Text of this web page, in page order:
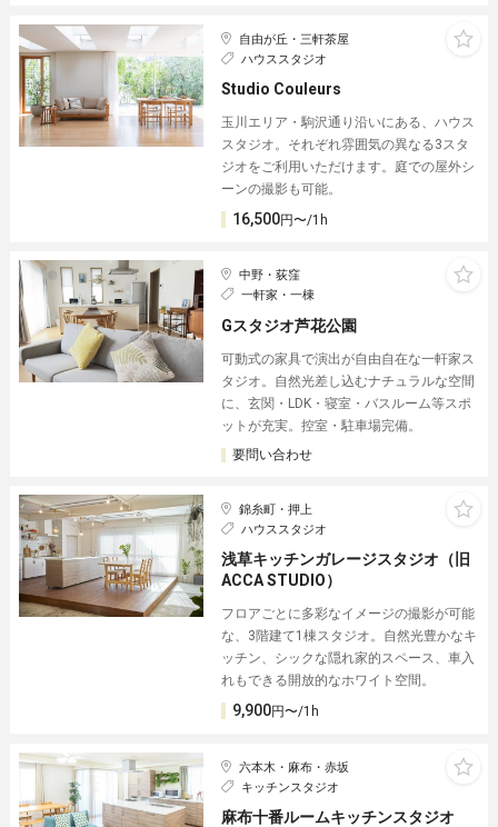
自由が丘・三軒茶屋
ハウススタジオ
Studio Couleurs
玉川エリア・駒沢通り沿いにある、ハウス
スタジオ。それぞれ雰囲気の異なる3スタ
ジオをご利用いただけます。庭での屋外シ
ーンの撮影も可能。
16,500円〜/1h
中野・荻窪
一軒家・一棟
Gスタジオ芦花公園
可動式の家具で演出が自由自在な一軒家ス
タジオ。自然光差し込むナチュラルな空間
に、玄関・LDK・寝室・バスルーム等スポ
ットが充実。控室・駐車場完備。
要問い合わせ
錦糸町・押上
ハウススタジオ
浅草キッチンガレージスタジオ（旧
ACCA STUDIO）
フロアごとに多彩なイメージの撮影が可能
な、3階建て1棟スタジオ。自然光豊かなキ
ッチン、シックな隠れ家的スペース、車入
れもできる開放的なホワイト空間。
9,900円〜/1h
六本木・麻布・赤坂
キッチンスタジオ
麻布十番ルームキッチンスタジオ